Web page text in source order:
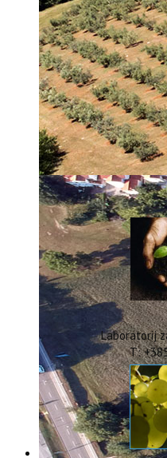
PROGRAMSKO
Izvještavanje po
Projekti Instituta
Dialogue4Tourism
REVIVE
WASTEREDUCE
MITOMED+
WINTERMED
CASTWATER
INHERIT
CONSUMLESS PLUS
IstraOILFest
ARHIVA PROJEKATA
IstraECOinclusive
Izdavačka djelatnost
Izbor u znanstvena
Dokumenti
Statut
Strategija
CIP
Pravo na pristup
Zaštita osobnih
Godišnji izvještaj
Javna nabava
Natječaji za radna
Zakonodavni okvir
Laboratorij
T: